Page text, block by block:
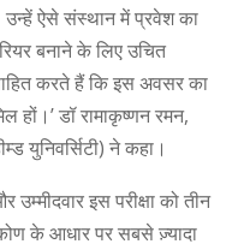
ऐसे संस्थान में प्रवेश का
बनाने के लिए उचित
करते हैं कि इस अवसर का
हों।’ डॉ रामाकृष्णन रमन,
युनिवर्सिटी) ने कहा।
इस परीक्षा को तीन
के आधार पर सबसे ज़्यादा